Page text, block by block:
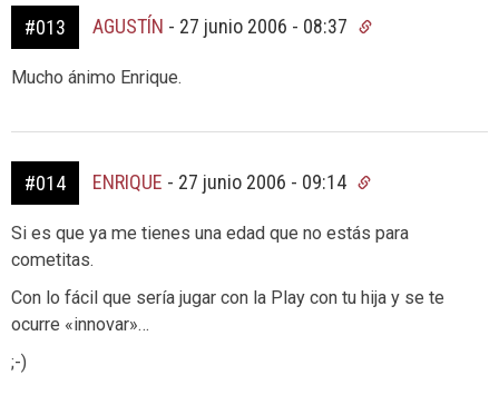
#013 AGUSTÍN - 27 junio 2006 - 08:37
Mucho ánimo Enrique.
#014 ENRIQUE - 27 junio 2006 - 09:14
Si es que ya me tienes una edad que no estás para
cometitas.
Con lo fácil que sería jugar con la Play con tu hija y se te
ocurre «innovar»…
;-)